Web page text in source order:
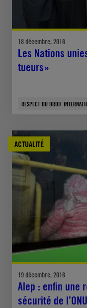
18 décembre, 2016
Les Nations
tueurs»
RESPECT DU DROIT
ACTUALITÉ
19 décembre, 2016
Alep : enfin une
sécurité de l’ONU